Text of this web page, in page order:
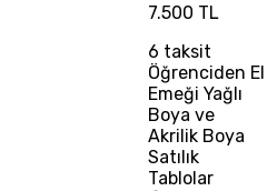
7.500 TL
6 taksit
Öğrenciden El
Emeği Yağlı
Boya ve
Akrilik Boya
Satılık
Tablolar